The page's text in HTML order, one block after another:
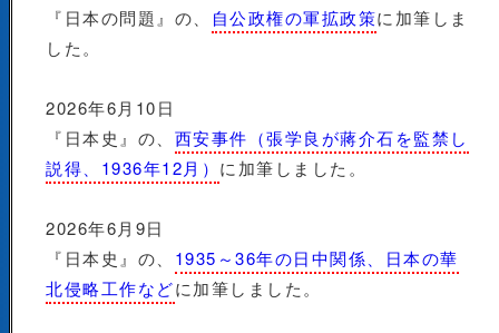
『日本の問題』の、
自公政権の軍拡政策に加筆しま
した。
2026年6月10日
『日本史』の、 西安事件（張学良が蔣介石を監禁し
説得、1936年12月） に加筆しました。
2026年6月9日
『日本史』の、 1935～36年の日中関係、日本の華
北侵略工作などに加筆しました。